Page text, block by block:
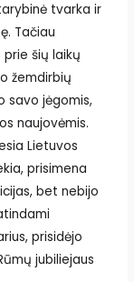
tvarka ir
Tačiau
šių laikų
žemdirbių
savo jėgomis,
naujovėmis.
Lietuvos
prisimena
bet nebijo
prisidėjo
jubiliejaus